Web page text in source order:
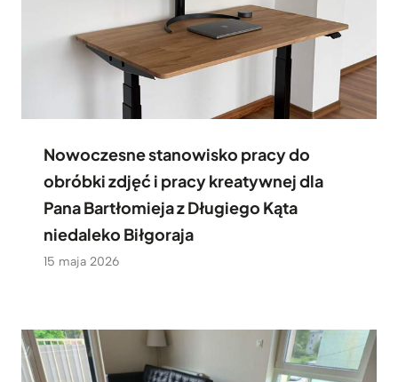
Nowoczesne stanowisko pracy do
obróbki zdjęć i pracy kreatywnej dla
Pana Bartłomieja z Długiego Kąta
niedaleko Biłgoraja
15 maja 2026